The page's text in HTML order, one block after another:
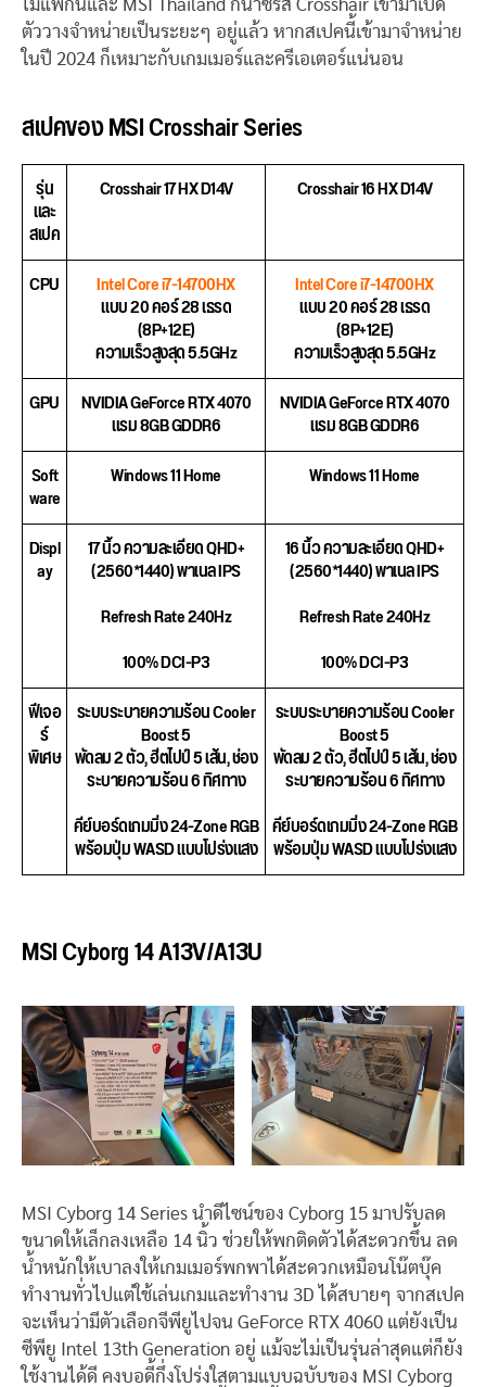
ไม่แพ้กันและ MSI Thailand ก็นำซีรี่ส์ Crosshair เข้ามาเปิด
ตัววางจำหน่ายเป็นระยะๆ อยู่แล้ว หากสเปคนี้เข้ามาจำหน่าย
ในปี 2024 ก็เหมาะกับเกมเมอร์และครีเอเตอร์แน่นอน
สเปคของ MSI Crosshair Series
รุ่น
และ
สเปค
Crosshair 17 HX D14V Crosshair 16 HX D14V
CPU Intel Core i7-14700HX
แบบ 20 คอร์ 28 เธรด
(8P+12E)
ความเร็วสูงสุด 5.5GHz
Intel Core i7-14700HX
แบบ 20 คอร์ 28 เธรด
(8P+12E)
ความเร็วสูงสุด 5.5GHz
GPU
NVIDIA GeForce RTX 4070
แรม 8GB GDDR6
NVIDIA GeForce RTX 4070
แรม 8GB GDDR6
Soft
ware
Windows 11 Home Windows 11 Home
Displ
ay
17 นิ้ว ความละเอียด QHD+
(2560*1440) พาเนล IPS
Refresh Rate 240Hz
100% DCI-P3
16 นิ้ว ความละเอียด QHD+
(2560*1440) พาเนล IPS
Refresh Rate 240Hz
100% DCI-P3
ฟีเจอ
ร์
พิเศษ
ระบบระบายความร้อน Cooler
Boost 5
พัดลม 2 ตัว, ฮีตไปป์ 5 เส้น, ช่อง
ระบายความร้อน 6 ทิศทาง
คีย์บอร์ดเกมมิ่ง 24-Zone RGB
พร้อมปุ่ม WASD แบบโปร่งแสง
ระบบระบายความร้อน Cooler
Boost 5
พัดลม 2 ตัว, ฮีตไปป์ 5 เส้น, ช่อง
ระบายความร้อน 6 ทิศทาง
คีย์บอร์ดเกมมิ่ง 24-Zone RGB
พร้อมปุ่ม WASD แบบโปร่งแสง
MSI Cyborg 14 A13V/A13U
MSI Cyborg 14 Series นำดีไซน์ของ Cyborg 15 มาปรับลด
ขนาดให้เล็กลงเหลือ 14 นิ้ว ช่วยให้พกติดตัวได้สะดวกขึ้น ลด
น้ำหนักให้เบาลงให้เกมเมอร์พกพาได้สะดวกเหมือนโน๊ตบุ๊ค
ทำงานทั่วไปแต่ใช้เล่นเกมและทำงาน 3D ได้สบายๆ จากสเปค
จะเห็นว่ามีตัวเลือกจีพียูไปจน GeForce RTX 4060 แต่ยังเป็น
ซีพียู Intel 13th Generation อยู่ แม้จะไม่เป็นรุ่นล่าสุดแต่ก็ยัง
ใช้งานได้ดี คงบอดี้กึ่งโปร่งใสตามแบบฉบับของ MSI Cyborg